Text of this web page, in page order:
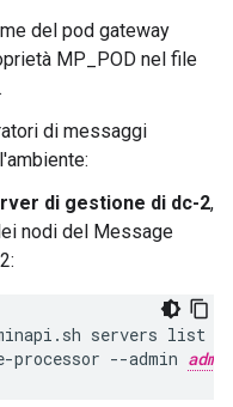
del pod gateway
MP_POD nel file
di messaggi
di gestione di dc-2,
nodi del Message
servers list
processor --admin